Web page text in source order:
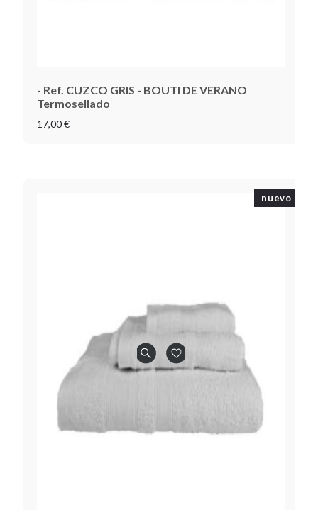
- Ref. CUZCO GRIS - BOUTI DE VERANO
Termosellado
17,00 €
nuevo